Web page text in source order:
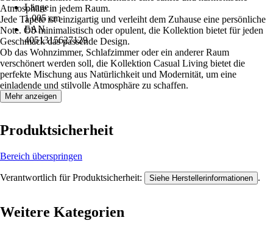
Länge
1.005 cm
EAN
4051315627129
Atmosphäre in jedem Raum.
Jede Tapete ist einzigartig und verleiht dem Zuhause eine persönliche
Note. Ob minimalistisch oder opulent, die Kollektion bietet für jeden
Geschmack das passende Design.
Ob das Wohnzimmer, Schlafzimmer oder ein anderer Raum
verschönert werden soll, die Kollektion Casual Living bietet die
perfekte Mischung aus Natürlichkeit und Modernität, um eine
einladende und stilvolle Atmosphäre zu schaffen.
Mehr anzeigen
Produktsicherheit
Bereich überspringen
Verantwortlich für Produktsicherheit: Siehe Herstellerinformationen .
Weitere Kategorien